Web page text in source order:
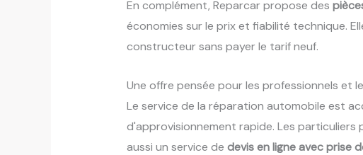
En complément, Reparcar propose des
économies sur le prix et fiabilité technique.
constructeur sans payer le tarif neuf.
Une offre pensée pour les professionnels et
Le service de la réparation automobile est
d'approvisionnement rapide. Les
aussi un service de devis en ligne avec prise